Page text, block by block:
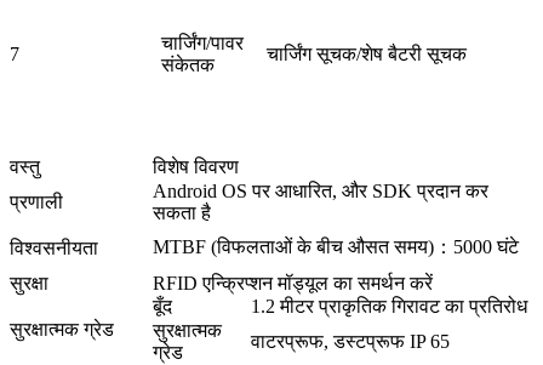
7
चार्जिंग/पावर
संकेतक
चार्जिंग सूचक/शेष बैटरी सूचक
वस्तु
विशेष विवरण
प्रणाली
Android OS पर आधारित, और SDK प्रदान कर
सकता है
विश्वसनीयता
MTBF (विफलताओं के बीच औसत समय)：5000 घंटे
सुरक्षा
RFID एन्क्रिप्शन मॉड्यूल का समर्थन करें
सुरक्षात्मक ग्रेड
बूँद
1.2 मीटर प्राकृतिक गिरावट का प्रतिरोध
सुरक्षात्मक
ग्रेड
वाटरप्रूफ, डस्टप्रूफ IP 65